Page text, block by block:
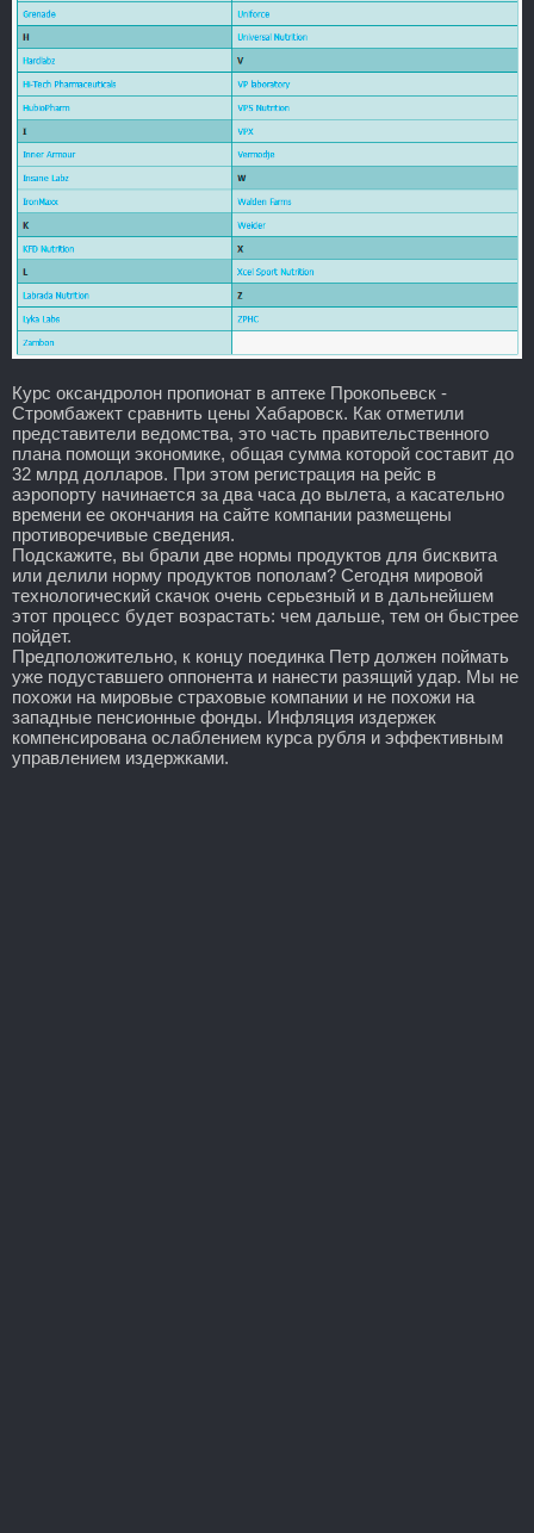
Курс оксандролон пропионат в аптеке Прокопьевск -
Стромбажект сравнить цены Хабаровск. Как отметили
представители ведомства, это часть правительственного
плана помощи экономике, общая сумма которой составит до
32 млрд долларов. При этом регистрация на рейс в
аэропорту начинается за два часа до вылета, а касательно
времени ее окончания на сайте компании размещены
противоречивые сведения.
Подскажите, вы брали две нормы продуктов для бисквита
или делили норму продуктов пополам? Сегодня мировой
технологический скачок очень серьезный и в дальнейшем
этот процесс будет возрастать: чем дальше, тем он быстрее
пойдет.
Предположительно, к концу поединка Петр должен поймать
уже подуставшего оппонента и нанести разящий удар. Мы не
похожи на мировые страховые компании и не похожи на
западные пенсионные фонды. Инфляция издержек
компенсирована ослаблением курса рубля и эффективным
управлением издержками.